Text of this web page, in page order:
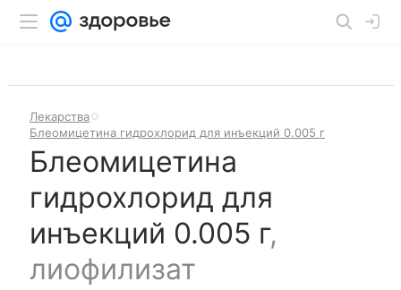
Лекарства
Блеомицетина гидрохлорид для инъекций 0.005 г
Блеомицетина
гидрохлорид для
инъекций 0.005 г,
лиофилизат